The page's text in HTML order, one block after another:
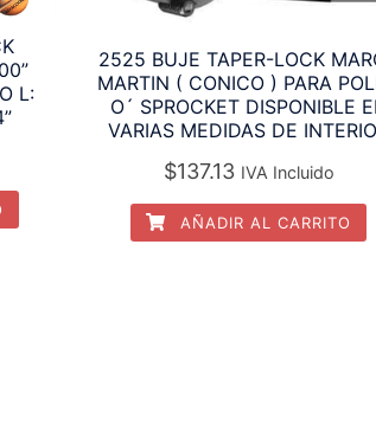
L:
2525 BUJE TAPER-LOCK
MARTIN ( CONICO ) PARA
O´ SPROCKET DISPONIBLE
VARIAS MEDIDAS DE
$137.13 IVA Incluido
AÑADIR AL CARRITO